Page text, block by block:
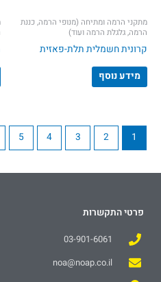
מתקני הרמה ומתיחה (מנופי הרמה, כננת
הרמה, גלגלת הרמה ועוד)
קרונית חשמלית תלת-פאזית
מידע נוסף
1
2
3
4
5
פרטי התקשרות
03-901-6061
noa@noap.co.il